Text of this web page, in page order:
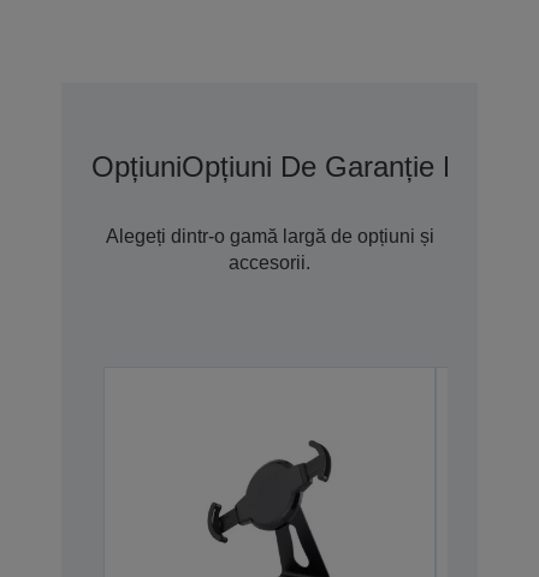
OpțiuniOpțiuni De Garanție
Alegeți dintr-o gamă largă de opțiuni și
accesorii.